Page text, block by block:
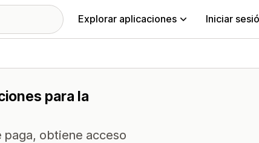
Explorar aplicaciones Iniciar
para la
paga, obtiene acceso